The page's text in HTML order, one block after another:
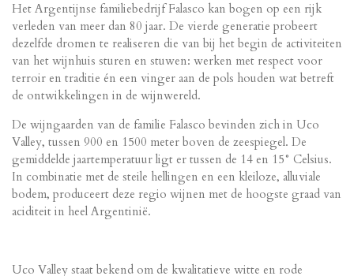
Het Argentijnse familiebedrijf Falasco kan bogen op een rijk
verleden van meer dan 80 jaar. De vierde generatie probeert
dezelfde dromen te realiseren die van bij het begin de activiteiten
van het wijnhuis sturen en stuwen: werken met respect voor
terroir en traditie én een vinger aan de pols houden wat betreft
de ontwikkelingen in de wijnwereld.
De wijngaarden van de familie Falasco bevinden zich in Uco
Valley, tussen 900 en 1500 meter boven de zeespiegel. De
gemiddelde jaartemperatuur ligt er tussen de 14 en 15° Celsius.
In combinatie met de steile hellingen en een kleiloze, alluviale
bodem, produceert deze regio wijnen met de hoogste graad van
aciditeit in heel Argentinië.
Uco Valley staat bekend om de kwalitatieve witte en rode